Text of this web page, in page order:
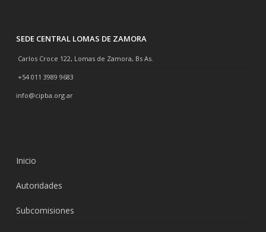
SEDE CENTRAL LOMAS DE ZAMORA
Carlos Croce 122, Lomas de Zamora, Bs As.
+54 011 3989 9683
info@cipba.org.ar
Inicio
Autoridades
Subcomisiones